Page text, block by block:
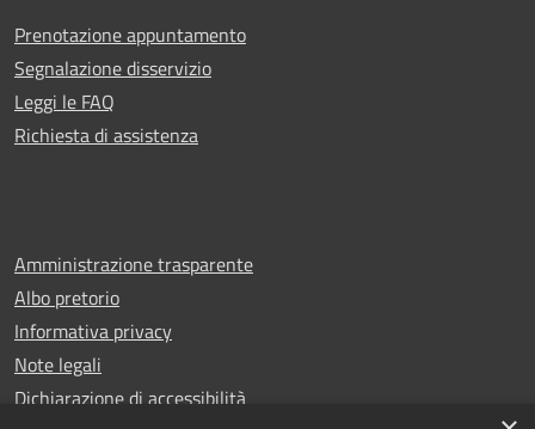
Prenotazione appuntamento
Segnalazione disservizio
Leggi le FAQ
Richiesta di assistenza
Amministrazione trasparente
Albo pretorio
Informativa privacy
Note legali
Dichiarazione di accessibilità